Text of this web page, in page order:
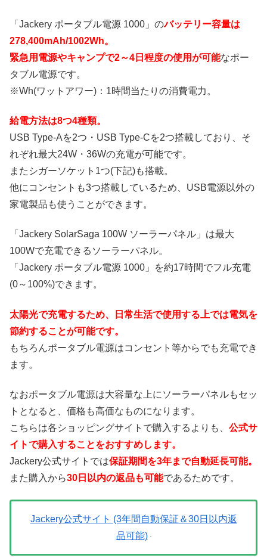
「Jackery ポータブル電源 1000」のバッテリー容量は
278,400mAh/1002Wh。
緊急用電源やキャンプで2～4日程度の使用が可能なポー
タブル電源です。
※Wh(ワットアワー)：1時間当たりの消費電力。
給電方法は8つ4種類。
USB Type-Aを2つ・USB Type-Cを2つ搭載しており、そ
れぞれ最大24W・36Wの充電が可能です。
またシガーソケット1つ(下記)も搭載。
他にコンセントも3つ搭載しているため、USB電源以外の
家電製品も使うことができます。
「Jackery SolarSaga 100W ソーラーパネル」は最大
100Wで充電できるソーラーパネル。
「Jackery ポータブル電源 1000」を約17時間でフル充電
(0～100%)できます。
太陽光で充電するため、日常生活で使用する上では電気を
節約することが可能です。
もちろんポータブル電源はコンセント等からでも充電でき
ます。
なおポータブル電源は大容量な上にソーラーパネルもセッ
トとなると、価格も高価なものになります。
こちらは各ショッピングサイトで購入するよりも、 公式サ
イトで購入することをおすすめします。
Jackery公式サイトでは保証期間を3年まで自動延長可能。
また購入から30日以内の返品も可能であるためです。
Jackery公式サイト (3年間自動保証＆30日以内返
品可能)